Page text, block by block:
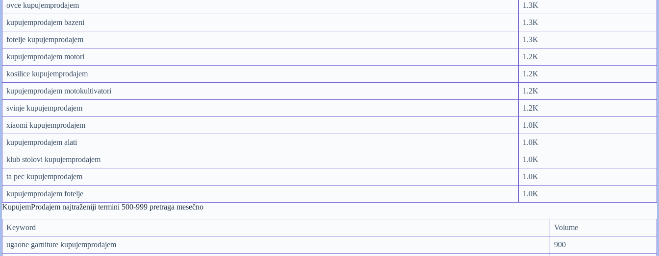
ovce kupujemprodajem 1.3K
kupujemprodajem bazeni 1.3K
fotelje kupujemprodajem 1.3K
kupujemprodajem motori 1.2K
kosilice kupujemprodajem 1.2K
kupujemprodajem motokultivatori 1.2K
svinje kupujemprodajem 1.2K
xiaomi kupujemprodajem 1.0K
kupujemprodajem alati 1.0K
klub stolovi kupujemprodajem 1.0K
ta pec kupujemprodajem 1.0K
kupujemprodajem fotelje
1.0K
KupujemProdajem najtraženiji termini 500-999 pretraga mesečno
Keyword Volume
ugaone garniture kupujemprodajem 900